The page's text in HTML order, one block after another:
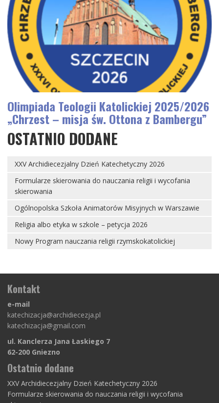
Olimpiada Teologii Katolickiej 2025/2026
„Chrzest – misja św. Ottona z Bambergu”
OSTATNIO DODANE
XXV Archidiecezjalny Dzień Katechetyczny 2026
Formularze skierowania do nauczania religii i wycofania
skierowania
Ogólnopolska Szkoła Animatorów Misyjnych w Warszawie
Religia albo etyka w szkole – petycja 2026
Nowy Program nauczania religii rzymskokatolickiej
Kontakt
e-mail
katechizacja@archidiecezja.pl
katechizacja@gmail.com
ul. Kanclerza Jana Łaskiego 7
62-200 Gniezno
Ostatnio dodane
XXV Archidiecezjalny Dzień Katechetyczny 2026
Formularze skierowania do nauczania religii i wycofania